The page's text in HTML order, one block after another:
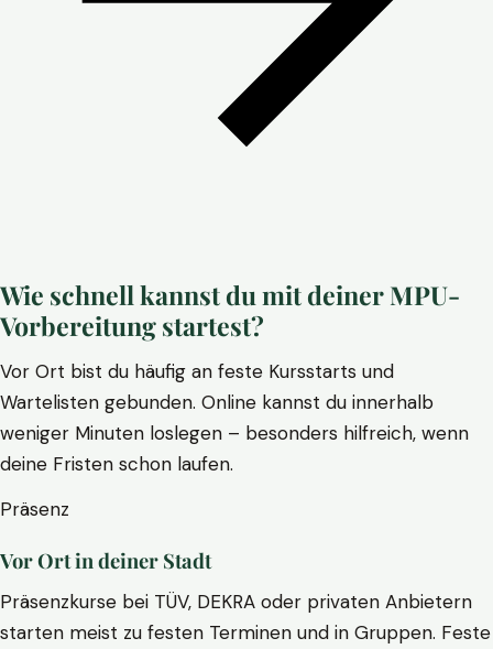
Wie schnell kannst du mit deiner MPU-
Vorbereitung startest?
Vor Ort bist du häufig an feste Kursstarts und
Wartelisten gebunden. Online kannst du innerhalb
weniger Minuten loslegen – besonders hilfreich, wenn
deine Fristen schon laufen.
Präsenz
Vor Ort in deiner Stadt
Präsenzkurse bei TÜV, DEKRA oder privaten Anbietern
starten meist zu festen Terminen und in Gruppen. Feste